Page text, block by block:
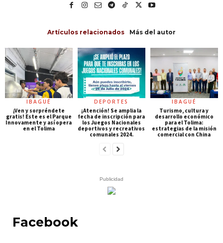
Artículos relacionados Más del autor
IBAGUÉ
¡Ven y sorpréndete
gratis! Este es el Parque
Innovamente y así opera
en el Tolima
DEPORTES
¡Atención! Se amplia la
fecha de inscripción para
los Juegos Nacionales
deportivos y recreativos
comunales 2024.
IBAGUÉ
Turismo, cultura y
desarrollo económico
para el Tolima:
estrategias de la misión
comercial con China
Publicidad
Facebook